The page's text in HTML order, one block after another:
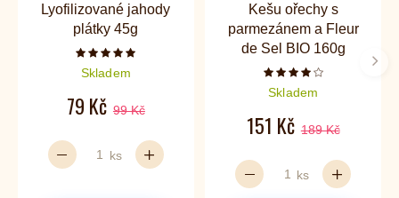
Lyofilizované jahody
plátky 45g
Počet hvězdiček je 5 z 5
Skladem
79 Kč 99 Kč
ks
Kešu ořechy s
parmezánem a Fleur
de Sel BIO 160g
Počet hvězdiček je 4
Skladem
151 Kč 189 Kč
ks